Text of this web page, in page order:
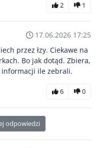
2 1
17.06.2026 17:25
przez łzy. Ciekawe na
Bo jak dotąd. Zbiera,
ile zebrali.
6 0
odpowiedzi